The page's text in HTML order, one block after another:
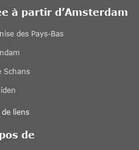
à partir d’Amsterdam
des Pays-Bas
Schans
liens
de